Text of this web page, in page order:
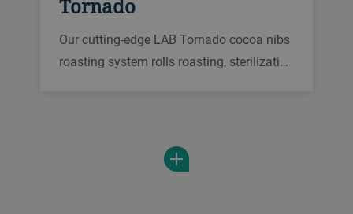
Tornado
Our cutting-edge LAB Tornado cocoa nibs
roasting system rolls roasting, sterilization
products and unleash your creativity.